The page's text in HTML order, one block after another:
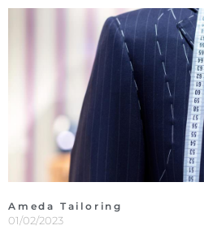
Ameda Tailoring
01/02/2023